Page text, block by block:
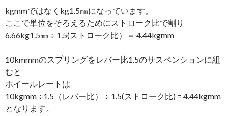
kgmmではなくkg1.5㎜になっています。
ここで単位をそろえるためにストローク比で割り
6.66kg1.5㎜ ÷ 1.5(ストローク比）＝ 4.44kgmm
10kmmmのスプリングをレバー比1.5のサスペンションに組
むと
ホイールレートは
10kgmm ÷1.5（レバー比） ÷ 1.5(ストローク比) = 4.44kgmm
となります。